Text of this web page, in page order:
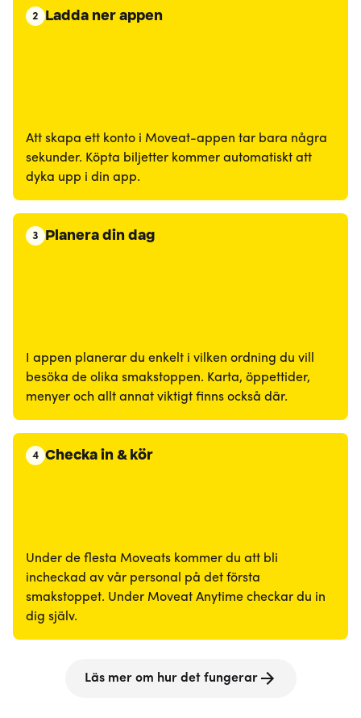
2 Ladda ner appen
Att skapa ett konto i Moveat-appen tar bara några
sekunder. Köpta biljetter kommer automatiskt att
dyka upp i din app.
3 Planera din dag
I appen planerar du enkelt i vilken ordning du vill
besöka de olika smakstoppen. Karta, öppettider,
menyer och allt annat viktigt finns också där.
4 Checka in & kör
Under de flesta Moveats kommer du att bli
incheckad av vår personal på det första
smakstoppet. Under Moveat Anytime checkar du in
dig själv.
Läs mer om hur det fungerar